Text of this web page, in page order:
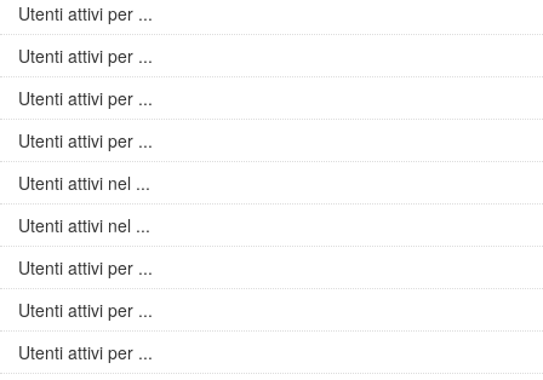
Utenti attivi per ...
Utenti attivi per ...
Utenti attivi per ...
Utenti attivi per ...
Utenti attivi nel ...
Utenti attivi nel ...
Utenti attivi per ...
Utenti attivi per ...
Utenti attivi per ...